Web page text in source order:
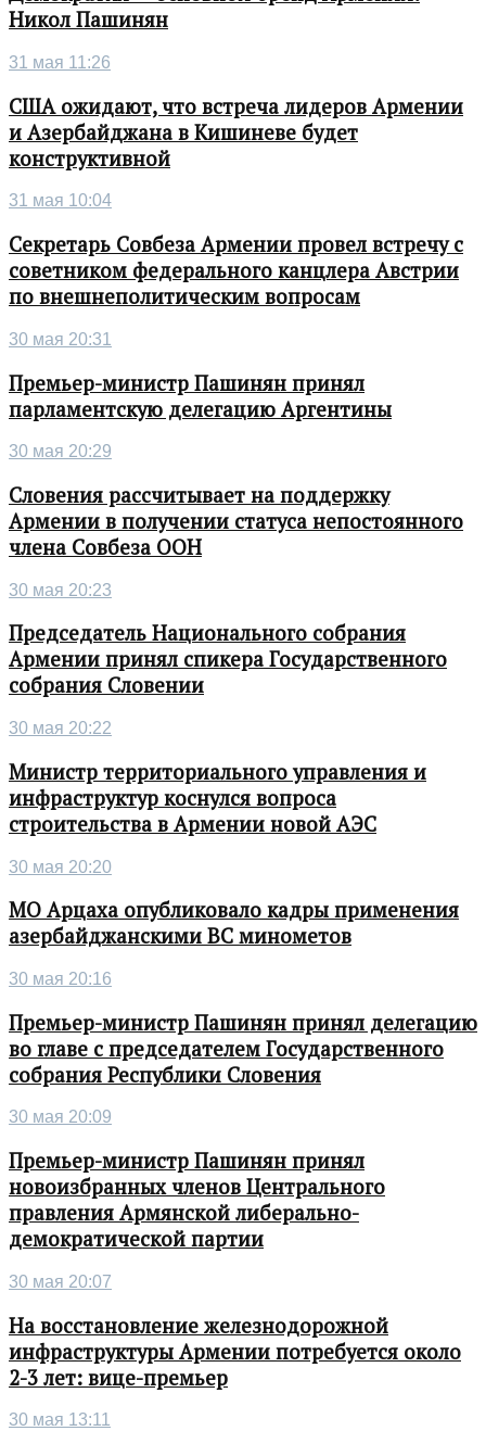
Никол Пашинян
31 мая 11:26
США ожидают, что встреча лидеров Армении
и Азербайджана в Кишиневе будет
конструктивной
31 мая 10:04
Секретарь Совбеза Армении провел встречу с
советником федерального канцлера Австрии
по внешнеполитическим вопросам
30 мая 20:31
Премьер-министр Пашинян принял
парламентскую делегацию Аргентины
30 мая 20:29
Словения рассчитывает на поддержку
Армении в получении статуса непостоянного
члена Совбеза ООН
30 мая 20:23
Председатель Национального собрания
Армении принял спикера Государственного
собрания Словении
30 мая 20:22
Министр территориального управления и
инфраструктур коснулся вопроса
строительства в Армении новой АЭС
30 мая 20:20
МО Арцаха опубликовало кадры применения
азербайджанскими ВС минометов
30 мая 20:16
Премьер-министр Пашинян принял делегацию
во главе с председателем Государственного
собрания Республики Словения
30 мая 20:09
Премьер-министр Пашинян принял
новоизбранных членов Центрального
правления Армянской либерально-
демократической партии
30 мая 20:07
На восстановление железнодорожной
инфраструктуры Армении потребуется около
2-3 лет: вице-премьер
30 мая 13:11